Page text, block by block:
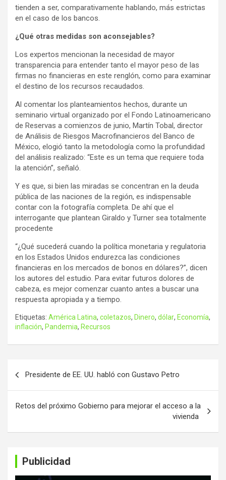
tienden a ser, comparativamente hablando, más estrictas
en el caso de los bancos.
¿Qué otras medidas son aconsejables?
Los expertos mencionan la necesidad de mayor
transparencia para entender tanto el mayor peso de las
firmas no financieras en este renglón, como para examinar
el destino de los recursos recaudados.
Al comentar los planteamientos hechos, durante un
seminario virtual organizado por el Fondo Latinoamericano
de Reservas a comienzos de junio, Martín Tobal, director
de Análisis de Riesgos Macrofinancieros del Banco de
México, elogió tanto la metodología como la profundidad
del análisis realizado: “Este es un tema que requiere toda
la atención”, señaló.
Y es que, si bien las miradas se concentran en la deuda
pública de las naciones de la región, es indispensable
contar con la fotografía completa. De ahí que el
interrogante que plantean Giraldo y Turner sea totalmente
procedente
“¿Qué sucederá cuando la política monetaria y regulatoria
en los Estados Unidos endurezca las condiciones
financieras en los mercados de bonos en dólares?”, dicen
los autores del estudio. Para evitar futuros dolores de
cabeza, es mejor comenzar cuanto antes a buscar una
respuesta apropiada y a tiempo.
Etiquetas: América Latina, coletazos, Dinero, dólar, Economía,
inflación, Pandemia, Recursos
entradas
Presidente de EE. UU. habló con Gustavo Petro
Retos del próximo Gobierno para mejorar el acceso a la
vivienda
Publicidad